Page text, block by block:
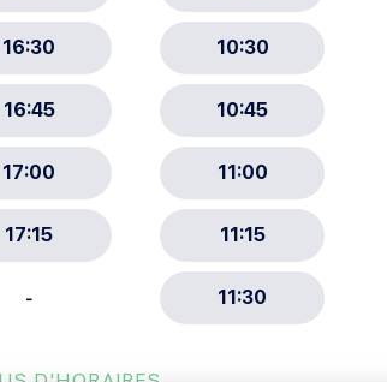
: